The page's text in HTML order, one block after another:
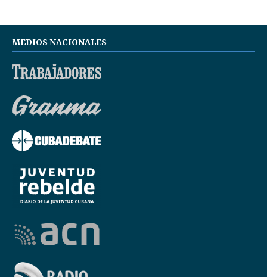
MEDIOS NACIONALES